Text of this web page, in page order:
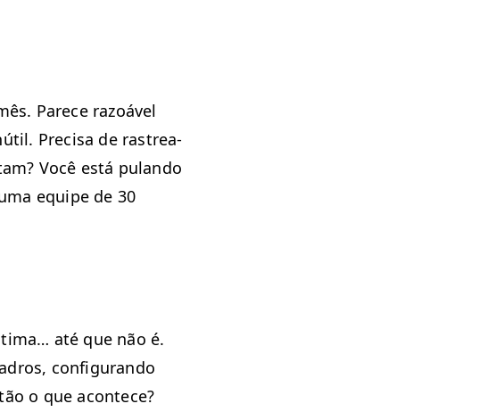
Parece razoáv­el
Pre­cisa de ras­trea­
Você está pulan­do
equipe de 30
até que não é.
con­fig­u­ran­do
o que acon­tece?